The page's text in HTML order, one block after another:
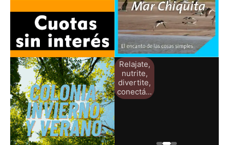
Relajate,
nutrite,
divertite,
conectá...